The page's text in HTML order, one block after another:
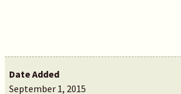
Date Added
September 1, 2015